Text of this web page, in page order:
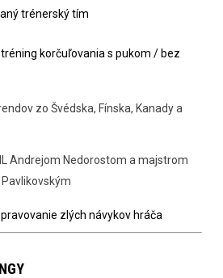
trénerský tím
korčuľovania s pukom / bez
zo Švédska, Fínska, Kanady a
Andrejom Nedorostom a majstrom
zlých návykov hráča